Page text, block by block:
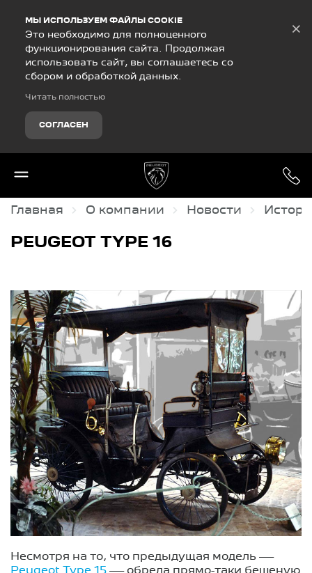
МЫ ИСПОЛЬЗУЕМ ФАЙЛЫ COOKIE
Это необходимо для полноценного
функционирования сайта. Продолжая
использовать сайт, вы соглашаетесь со
сбором и обработкой данных.
Читать полностью
СОГЛАСЕН
×
Главная О компании Новости
PEUGEOT TYPE 16
Несмотря на то, что предыдущая модель —